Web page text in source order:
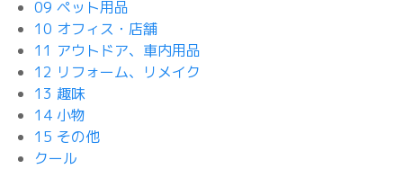
09 ペット用品
10 オフィス・店舗
11 アウトドア、車内用品
12 リフォーム、リメイク
13 趣味
14 小物
15 その他
クール